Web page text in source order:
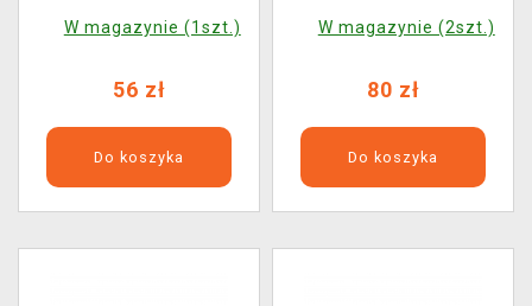
W magazynie (1szt.)
56 zł
Do koszyka
ENG
W magazynie (2szt.)
80 zł
Do koszyka